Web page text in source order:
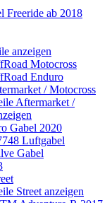
Freeride ab 2018
anzeigen
Motocross
Enduro
/ Motocross
Aftermarket /
Gabel 2020
Luftgabel
Gabel
Street anzeigen